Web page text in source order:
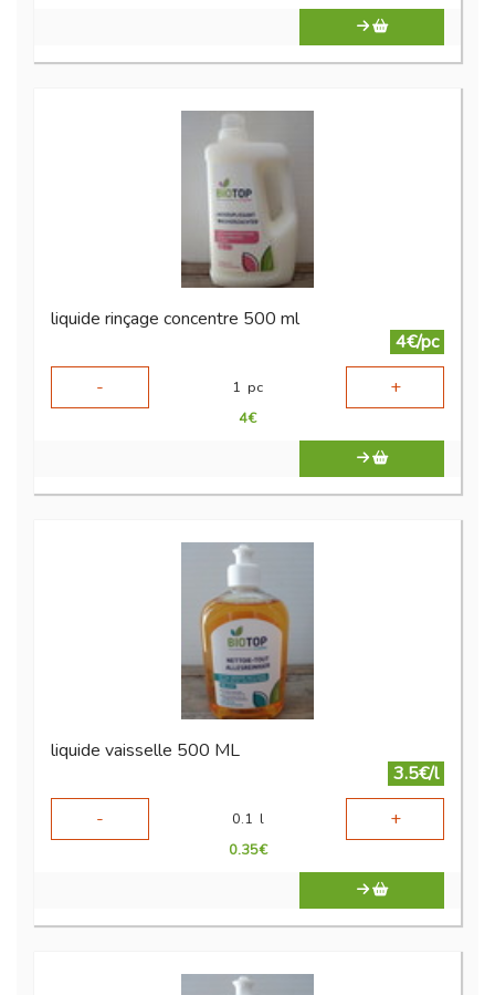
liquide rinçage concentre 500 ml
4€/pc
-
1 pc +
4€
liquide vaisselle 500 ML
3.5€/l
-
0.1 l +
0.35€